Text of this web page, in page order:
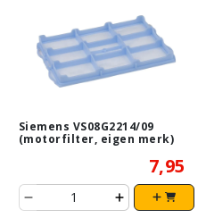
Siemens VS08G2214/09
(motorfilter, eigen merk)
7,95